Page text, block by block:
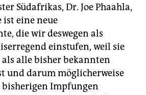
Südafrikas, Dr. Joe Phaahla,
ist eine neue
die wir deswegen als
einstufen, weil sie
alle bisher bekannten
und darum möglicherweise
Impfungen